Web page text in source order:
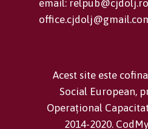
email:
Acest site este
Social European,
Operațional
2014-2020.